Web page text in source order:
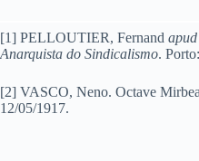
[1] PELLOUTIER, Fernand apud
Anarquista do Sindicalismo.
[2] VASCO, Neno. Octave
12/05/1917.